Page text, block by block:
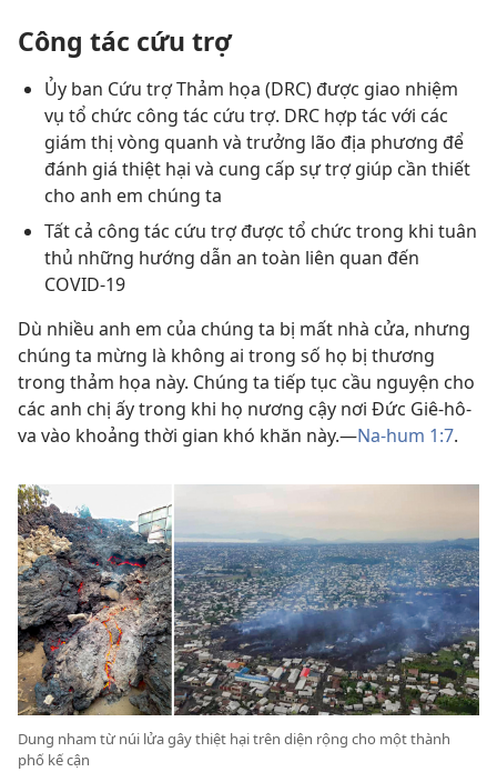
Công tác cứu trợ
Ủy ban Cứu trợ Thảm họa (DRC) được giao nhiệm
vụ tổ chức công tác cứu trợ. DRC hợp tác với các
giám thị vòng quanh và trưởng lão địa phương để
đánh giá thiệt hại và cung cấp sự trợ giúp cần thiết
cho anh em chúng ta
Tất cả công tác cứu trợ được tổ chức trong khi tuân
thủ những hướng dẫn an toàn liên quan đến
COVID-19
Dù nhiều anh em của chúng ta bị mất nhà cửa, nhưng
chúng ta mừng là không ai trong số họ bị thương
trong thảm họa này. Chúng ta tiếp tục cầu nguyện cho
các anh chị ấy trong khi họ nương cậy nơi Đức Giê-hô-
va vào khoảng thời gian khó khăn này.—Na-hum 1:7.
Dung nham từ núi lửa gây thiệt hại trên diện rộng cho một thành
phố kế cận